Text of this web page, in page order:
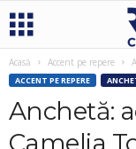
Acasă Accent pe repere
ACCENT PE REPERE
Anchetă:
Camelia